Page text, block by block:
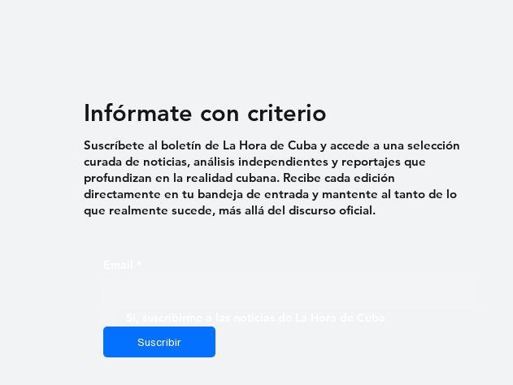
Infórmate con criterio
Suscribir
Suscríbete al boletín de La Hora de Cuba y accede a una selección
curada de noticias, análisis independientes y reportajes que
profundizan en la realidad cubana. Recibe cada edición
directamente en tu bandeja de entrada y mantente al tanto de lo
que realmente sucede, más allá del discurso oficial.